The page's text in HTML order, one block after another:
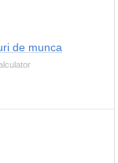
de munca